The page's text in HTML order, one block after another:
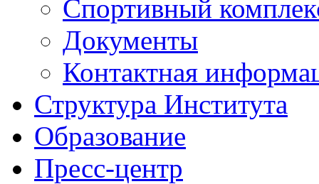
Спортивный
Документы
Контактная
Структура Института
Образование
Пресс-центр